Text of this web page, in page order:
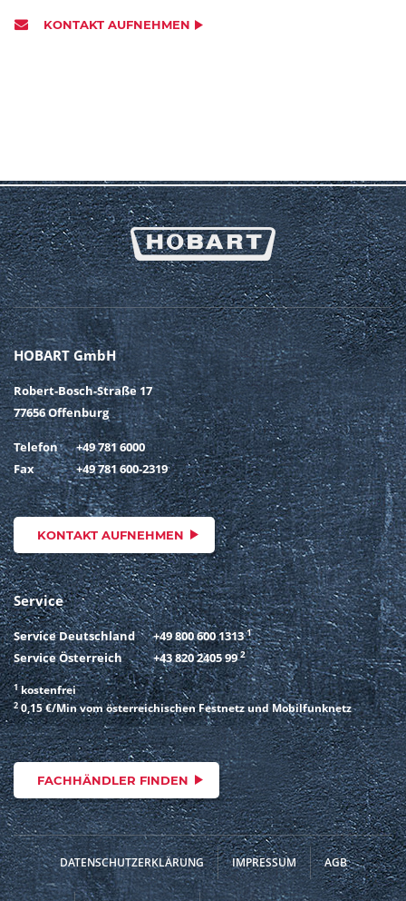
KONTAKT AUFNEHMEN
HOBART GmbH
Robert-Bosch-Straße 17
77656 Offenburg
Telefon
+49 781 6000
Fax
+49 781 600-2319
KONTAKT AUFNEHMEN
Service
Service Deutschland +49 800 600 1313 1
Service Österreich +43 820 2405 99 2
1kostenfrei
20,15 €/Min vom österreichischen Festnetz und Mobilfunknetz
FACHHÄNDLER FINDEN
DATENSCHUTZERKLÄRUNG IMPRESSUM AGB